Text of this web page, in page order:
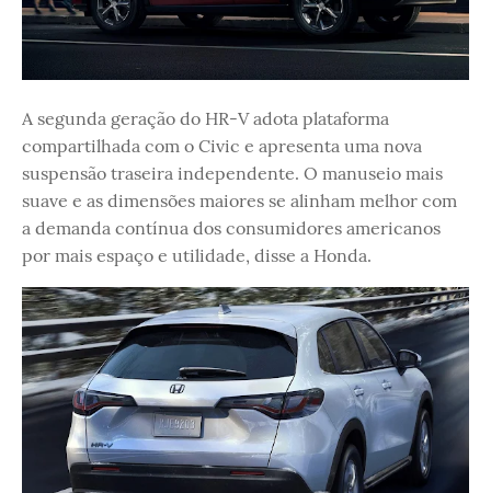
A segunda geração do HR-V adota plataforma
compartilhada com o Civic e apresenta uma nova
suspensão traseira independente. O manuseio mais
suave e as dimensões maiores se alinham melhor com
a demanda contínua dos consumidores americanos
por mais espaço e utilidade, disse a Honda.